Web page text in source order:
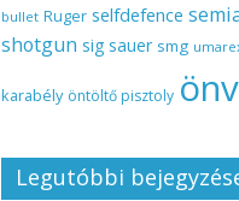
bullet Ruger selfdefence
shotgun sig sauer smg
karabély öntöltő pisztoly
Legutóbbi